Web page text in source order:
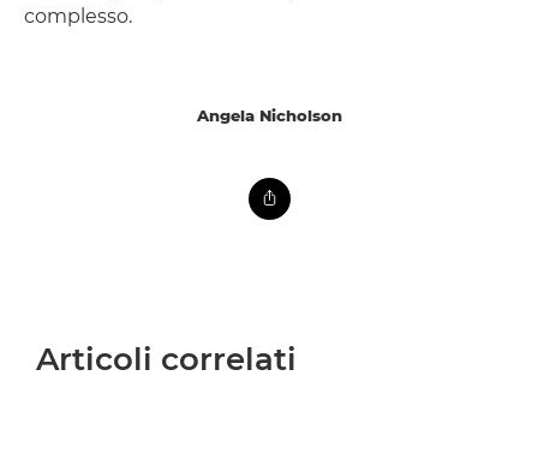
complesso.
Angela Nicholson
Articoli correlati